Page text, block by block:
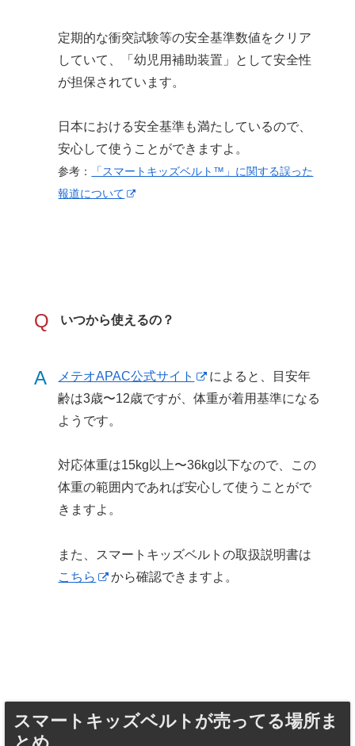
定期的な衝突試験等の安全基準数値をクリア
していて、「幼児用補助装置」として安全性
が担保されています。
日本における安全基準も満たしているので、
安心して使うことができますよ。
参考：
「スマートキッズベルト™」に関する誤った
報道について
Q いつから使えるの？
A メテオAPAC公式サイト
によると、目安年
齢は3歳〜12歳ですが、体重が着用基準になる
ようです。
対応体重は15kg以上〜36kg以下なので、この
体重の範囲内であれば安心して使うことがで
きますよ。
また、スマートキッズベルトの取扱説明書は
こちら
から確認できますよ。
スマートキッズベルトが売ってる場所ま